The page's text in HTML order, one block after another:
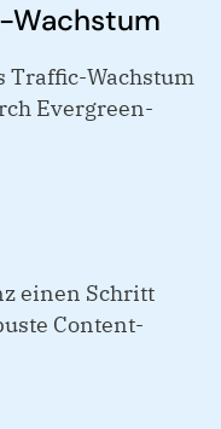
Wachstum
Traffic-Wachstum
Evergreen-
einen Schritt
Content-